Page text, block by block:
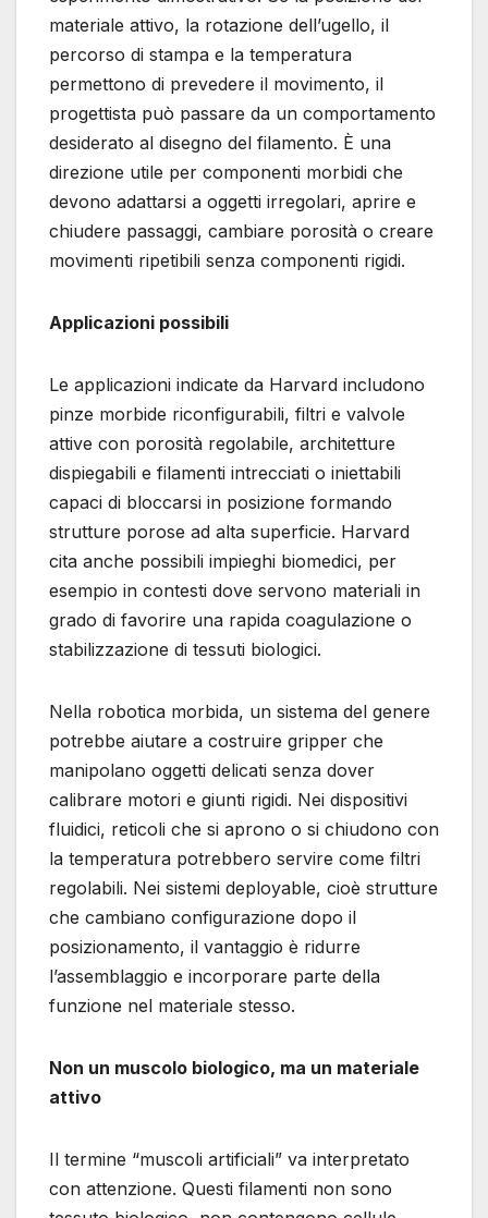
materiale attivo, la rotazione dell’ugello, il
percorso di stampa e la temperatura
permettono di prevedere il movimento, il
progettista può passare da un comportamento
desiderato al disegno del filamento. È una
direzione utile per componenti morbidi che
devono adattarsi a oggetti irregolari, aprire e
chiudere passaggi, cambiare porosità o creare
movimenti ripetibili senza componenti rigidi.
Applicazioni possibili
Le applicazioni indicate da Harvard includono
pinze morbide riconfigurabili, filtri e valvole
attive con porosità regolabile, architetture
dispiegabili e filamenti intrecciati o iniettabili
capaci di bloccarsi in posizione formando
strutture porose ad alta superficie. Harvard
cita anche possibili impieghi biomedici, per
esempio in contesti dove servono materiali in
grado di favorire una rapida coagulazione o
stabilizzazione di tessuti biologici.
Nella robotica morbida, un sistema del genere
potrebbe aiutare a costruire gripper che
manipolano oggetti delicati senza dover
calibrare motori e giunti rigidi. Nei dispositivi
fluidici, reticoli che si aprono o si chiudono con
la temperatura potrebbero servire come filtri
regolabili. Nei sistemi deployable, cioè strutture
che cambiano configurazione dopo il
posizionamento, il vantaggio è ridurre
l’assemblaggio e incorporare parte della
funzione nel materiale stesso.
Non un muscolo biologico, ma un materiale
attivo
Il termine “muscoli artificiali” va interpretato
con attenzione. Questi filamenti non sono